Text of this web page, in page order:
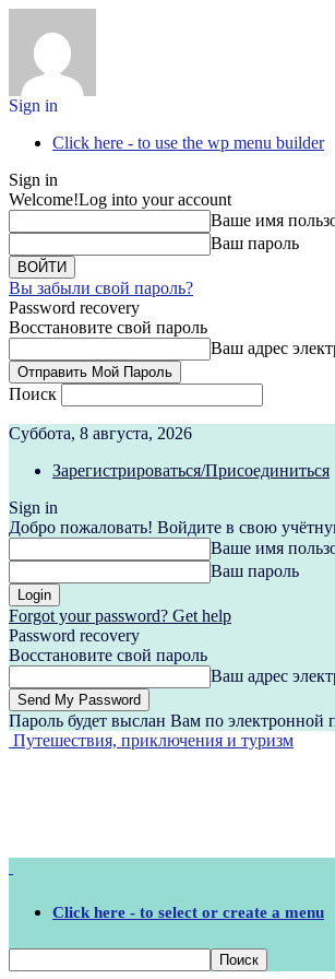
Sign in
Click here - to use the wp menu builder
Sign in
Welcome!Log into your account
Ваше имя
Ваш пароль
Вы забыли свой пароль?
Password recovery
Восстановите свой пароль
Ваш адрес
Поиск
Суббота, 8 августа, 2026
Зарегистрироваться/Присоединиться
Sign in
Добро пожаловать! Войдите в свою
Ваше имя
Ваш пароль
Forgot your password? Get help
Password recovery
Восстановите свой пароль
Ваш адрес
Пароль будет выслан Вам по электронной
Путешествия, приключения и туризм
Click here - to select or create a menu